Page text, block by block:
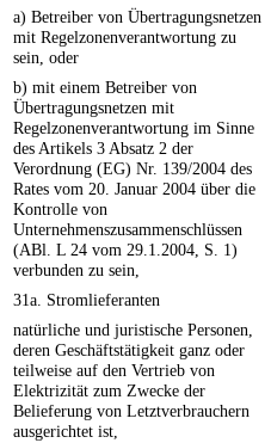
a) Betreiber von Übertragungsnetzen
mit Regelzonenverantwortung zu
sein, oder
b) mit einem Betreiber von
Übertragungsnetzen mit
Regelzonenverantwortung im Sinne
des Artikels 3 Absatz 2 der
Verordnung (EG) Nr. 139/2004 des
Rates vom 20. Januar 2004 über die
Kontrolle von
Unternehmenszusammenschlüssen
(ABl. L 24 vom 29.1.2004, S. 1)
verbunden zu sein,
31a. Stromlieferanten
natürliche und juristische Personen,
deren Geschäftstätigkeit ganz oder
teilweise auf den Vertrieb von
Elektrizität zum Zwecke der
Belieferung von Letztverbrauchern
ausgerichtet ist,